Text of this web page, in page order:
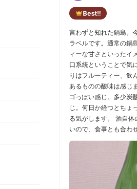
Best!!
言わずと知れた鍋島。
ラベルです。通常の鍋
ィーな甘さといったイ
口系統ということで気
りはフルーティー、飲
あるものの酸味は感じ
ゴっぽい感じ。多少炭
じ。何日か経つとちょ
る気がします。 酒自
いので、食事とも合わ